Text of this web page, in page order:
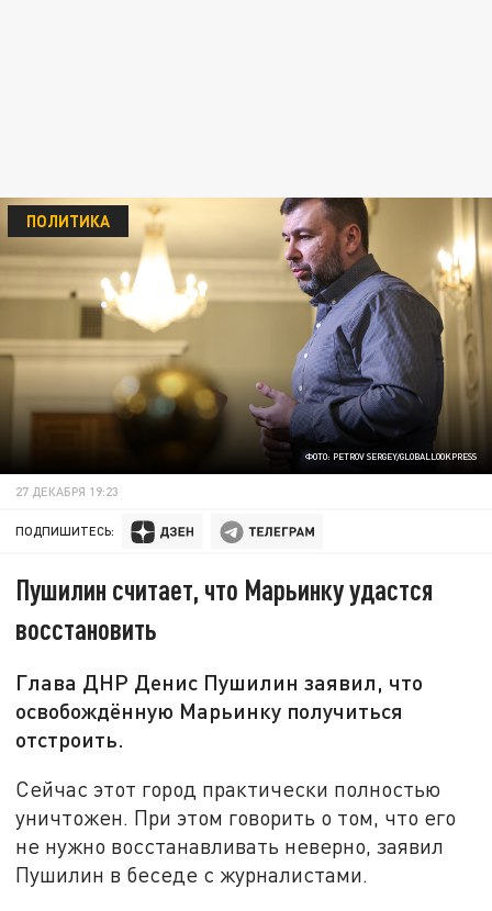
ФОТО: PETROV SERGEY/GLOBALLOOKPRESS
ПОЛИТИКА
27 ДЕКАБРЯ 19:23
ПОДПИШИТЕСЬ:
Пушилин считает, что Марьинку удастся
восстановить
Глава ДНР Денис Пушилин заявил, что
освобождённую Марьинку получиться
отстроить.
Сейчас этот город практически полностью
уничтожен. При этом говорить о том, что его
не нужно восстанавливать неверно, заявил
Пушилин в беседе с журналистами.